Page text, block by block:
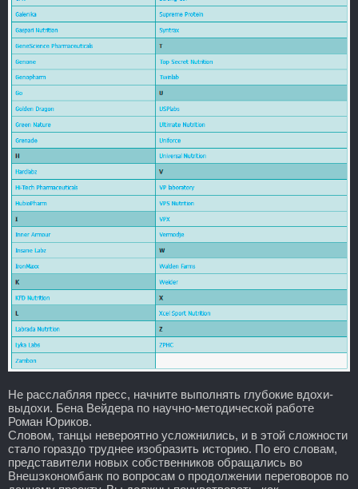
Не расслабляя пресс, начните выполнять глубокие вдохи-
выдохи. Бена Вейдера по научно-методической работе
Роман Юриков.
Словом, танцы невероятно усложнились, и в этой сложности
стало гораздо труднее изобразить историю. По его словам,
представители новых собственников обращались во
Внешэкономбанк по вопросам о продолжении переговоров по